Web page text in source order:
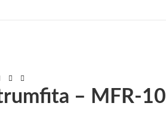
– MFR-10